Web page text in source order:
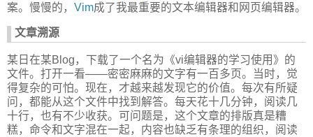
案。慢慢的， Vim成了我最重要的文本编辑器和网页编辑器。
文章溯源
某日在某Blog，下载了一个名为《vi编辑器的学习使用》的
文件。打开一看——密密麻麻的文字有一百多页。当时，觉
得复杂的可怕。现在，才越来越发现它的价值。每次有所疑
问，都能从这个文件中找到解答。每天花十几分钟，阅读几
十行，也有不少收获。可问题是，这个文章的排版真是糟
糕，命令和文字混在一起，内容也缺乏有条理的组织，阅读